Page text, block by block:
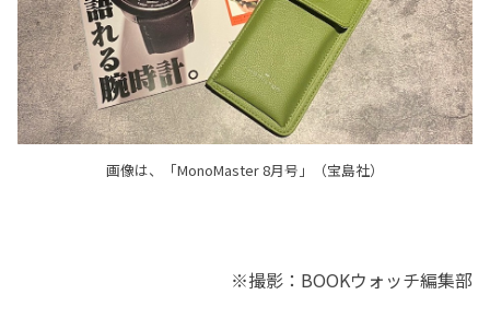
画像は、「MonoMaster 8月号」（宝島社）
※撮影：BOOKウォッチ編集部